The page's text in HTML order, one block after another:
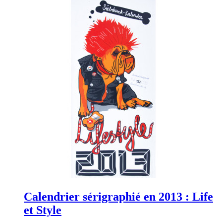
Calendrier sérigraphié en 2013 : Life
et Style